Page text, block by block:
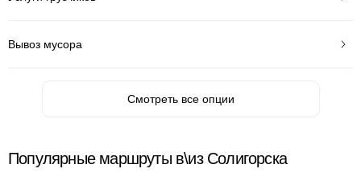
Вывоз мусора
Смотреть все опции
Популярные маршруты в\из Солигорска